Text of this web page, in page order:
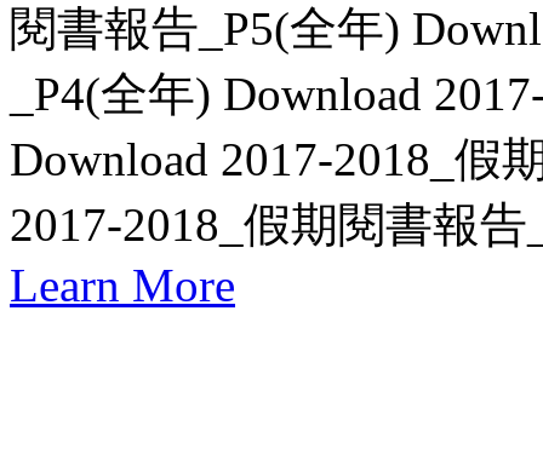
閱書報告_P5(全年)
_P4(全年) Download
Download 2017-2018_假
2017-2018_假期閱書報
Learn More